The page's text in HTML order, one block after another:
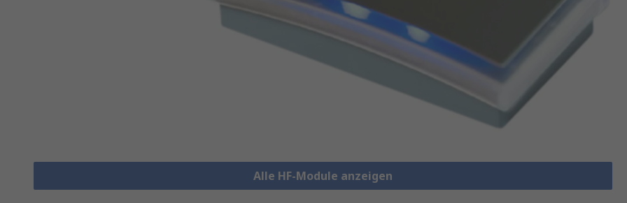
Alle HF-Module anzeigen